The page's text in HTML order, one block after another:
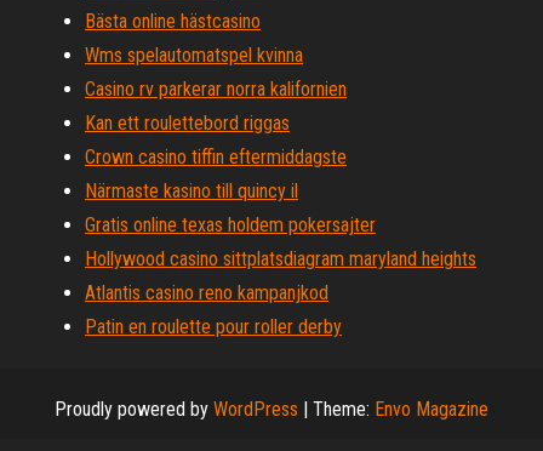
Bästa online hästcasino
Wms spelautomatspel kvinna
Casino rv parkerar norra kalifornien
Kan ett roulettebord riggas
Crown casino tiffin eftermiddagste
Närmaste kasino till quincy il
Gratis online texas holdem pokersajter
Hollywood casino sittplatsdiagram maryland heights
Atlantis casino reno kampanjkod
Patin en roulette pour roller derby
Proudly powered by WordPress | Theme: Envo Magazine